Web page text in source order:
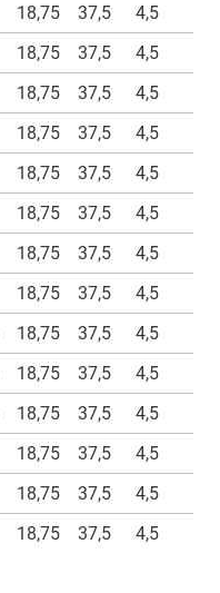
18,75 37,5 4,5
18,75 37,5 4,5
18,75 37,5 4,5
18,75 37,5 4,5
18,75 37,5 4,5
18,75 37,5 4,5
18,75 37,5 4,5
18,75 37,5 4,5
18,75 37,5 4,5
18,75 37,5 4,5
18,75 37,5 4,5
18,75 37,5 4,5
18,75 37,5 4,5
18,75 37,5 4,5